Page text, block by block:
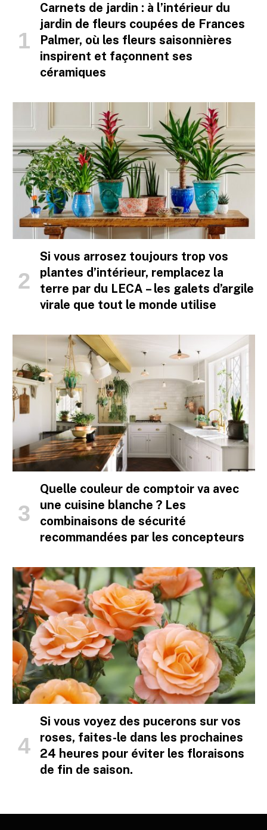
Carnets de jardin : à l’intérieur du
jardin de fleurs coupées de Frances
Palmer, où les fleurs saisonnières
inspirent et façonnent ses
céramiques
Si vous arrosez toujours trop vos
plantes d’intérieur, remplacez la
terre par du LECA – les galets d’argile
virale que tout le monde utilise
Quelle couleur de comptoir va avec
une cuisine blanche ? Les
combinaisons de sécurité
recommandées par les concepteurs
Si vous voyez des pucerons sur vos
roses, faites-le dans les prochaines
24 heures pour éviter les floraisons
de fin de saison.